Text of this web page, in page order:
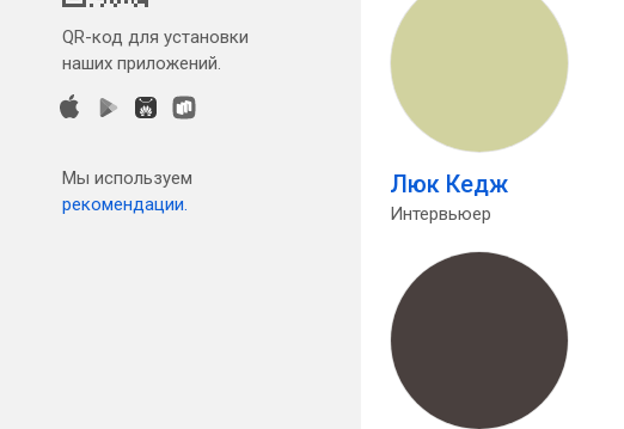
QR-код для установки
наших приложений.
Мы используем
рекомендации.
Люк Кедж
Интервьюер